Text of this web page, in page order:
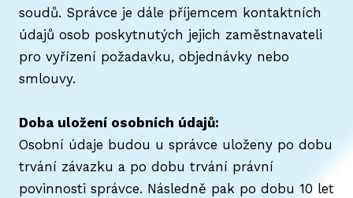
soudů. Správce je dále příjemcem kontaktních
údajů osob poskytnutých jejich zaměstnavateli
pro vyřízení požadavku, objednávky nebo
smlouvy.
Doba uložení osobních údajů:
Osobní údaje budou u správce uloženy po dobu
trvání závazku a po dobu trvání právní
povinnosti správce. Následně pak po dobu 10 let